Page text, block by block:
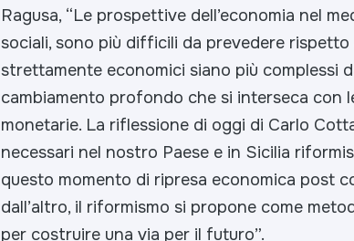
Ragusa, “Le prospettive dell’economia nel
sociali, sono più difficili da prevedere
strettamente economici siano più complessi
cambiamento profondo che si interseca con
monetarie. La riflessione di oggi di Carlo
necessari nel nostro Paese e in Sicilia
questo momento di ripresa economica post
dall’altro, il riformismo si propone come
per costruire una via per il futuro”.